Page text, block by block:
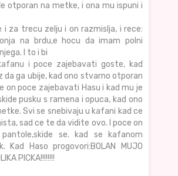
otporan na metke, i ona mu ispuni i
i za trecu zelju i on razmislja, i rece:
na brdu,e hocu da imam polni
I to i bi
i poce zajebavati goste, kad
da ga ubije, kad ono stvarno otporan
on poce zajebavati Hasu i kad mu je
pusku s ramena i opuca, kad ono
Svi se snebivaju u kafani kad ce
sad ce te da vidite ovo. I poce on
se. kad se kafanom
Kad Haso progovori:BOLAN MUJO
PICKA!!!!!!!!